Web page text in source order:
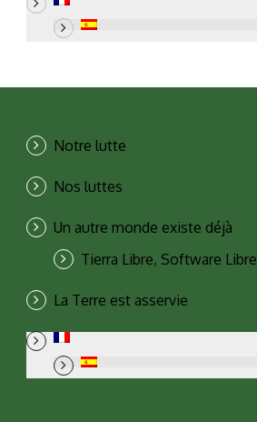
Notre lutte
Nos luttes
Un autre monde existe déjà
Tierra Libre, Software Libre
La Terre est asservie